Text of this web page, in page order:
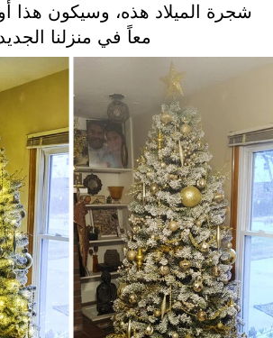
شجرة الميلاد هذه، وسيكون هذا
معاً في منزلنا